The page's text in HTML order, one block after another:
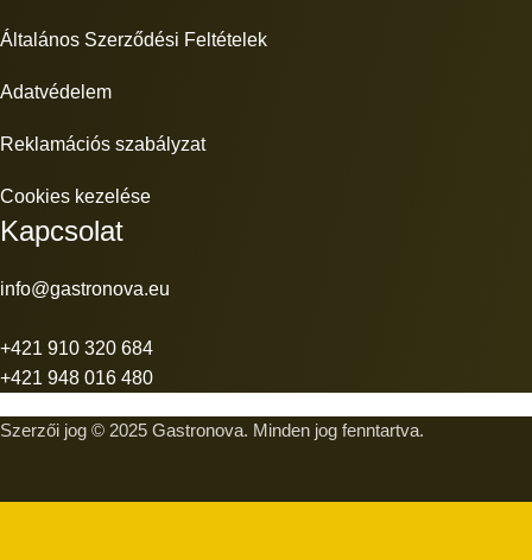
Általános Szerződési Feltételek
Adatvédelem
Reklamációs szabályzat
Cookies kezelése
Kapcsolat
info@gastronova.eu
+421 910 320 684
+421 948 016 480
Szerzői jog © 2025 Gastronova. Minden jog fenntartva.